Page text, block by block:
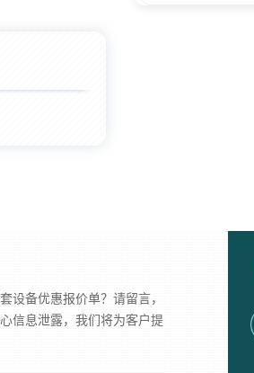
设备优惠报价单？请留言，
信息泄露，我们将为客户提